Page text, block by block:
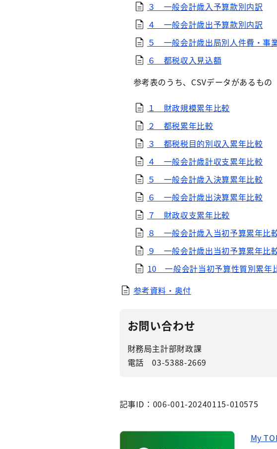
３ 一般会計歳入予算款別内訳
４ 一般会計歳出予算款別内訳
５ 一般会計歳出局別人件費・事
６ 都税収入見込額
参考表のうち、CSVデータがあるもの
１ 財政規模累年比較
２ 都税累年比較
３ 都税税目的別収入累年比較
４ 一般会計歳計収支累年比較
５ 一般会計歳入決算累年比較
６ 一般会計歳出決算累年比較
７ 財政収支累年比較
８ 一般会計歳入当初予算累年比
９ 一般会計歳出当初予算累年比
10 一般会計当初予算性質別累年
参考資料・奥付
お問い合わせ
財務局主計部財政課
電話 03-5388-2669
記事ID：006-001-20240115-010575
My